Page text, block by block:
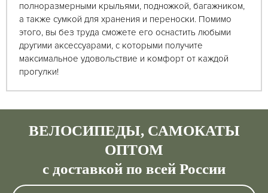
полноразмерными крыльями, подножкой, багажником,
а также сумкой для хранения и переноски. Помимо
этого, вы без труда сможете его оснастить любыми
другими аксессуарами, с которыми получите
максимальное удовольствие и комфорт от каждой
прогулки!
ВЕЛОСИПЕДЫ, САМОКАТЫ
ОПТОМ
с доставкой по всей России